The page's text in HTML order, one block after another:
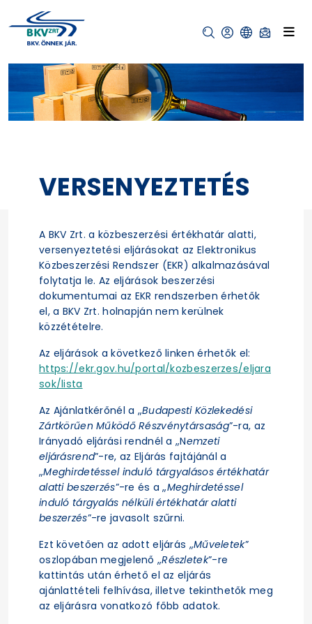
VERSENYEZTETÉS
A BKV Zrt. a közbeszerzési értékhatár alatti,
versenyeztetési eljárásokat az Elektronikus
Közbeszerzési Rendszer (EKR) alkalmazásával
folytatja le. Az eljárások beszerzési
dokumentumai az EKR rendszerben érhetők
el, a BKV Zrt. holnapján nem kerülnek
közzétételre.
Az eljárások a következő linken érhetők el:
https://ekr.gov.hu/portal/kozbeszerzes/eljara
sok/lista
Az Ajánlatkérőnél a „Budapesti Közlekedési
Zártkörűen Működő Részvénytársaság”-ra, az
Irányadó eljárási rendnél a „Nemzeti
eljárásrend”-re, az Eljárás fajtájánál a
„Meghirdetéssel induló tárgyalásos értékhatár
alatti beszerzés”-re és a „Meghirdetéssel
induló tárgyalás nélküli értékhatár alatti
beszerzés”-re javasolt szűrni.
Ezt követően az adott eljárás „Műveletek”
oszlopában megjelenő „Részletek”-re
kattintás után érhető el az eljárás
ajánlattételi felhívása, illetve tekinthetők meg
az eljárásra vonatkozó főbb adatok.